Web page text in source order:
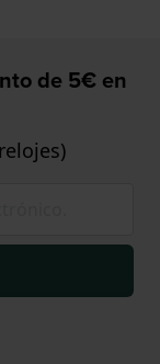
de 5€ en